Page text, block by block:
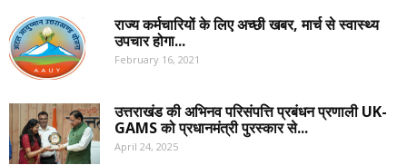
राज्य कर्मचारियों के लिए अच्छी खबर, मार्च से स्वास्थ्य
उपचार होगा...
February 16, 2021
उत्तराखंड की अभिनव परिसंपत्ति प्रबंधन प्रणाली UK-
GAMS को प्रधानमंत्री पुरस्कार से...
April 24, 2025